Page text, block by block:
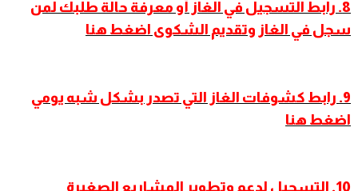
8. رابط التسجيل في الغاز أو معرفة حالة طلبك لمن
سجل في الغاز وتقديم الشكوى اضغط هنا
9
. رابط كشوفات الغاز التي تصدر بشكل شبه يومي
اضغط هنا
10. التسجيل لدعم وتطوير المشاريع الصغيرة